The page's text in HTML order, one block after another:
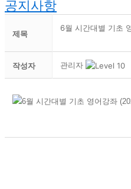
공지사항
제목
6월 시간대별 기초
작성자 관리자